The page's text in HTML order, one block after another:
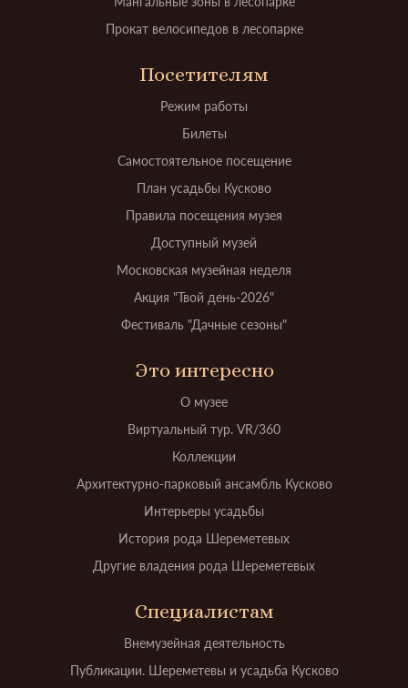
Прокат велосипедов в лесопарке
Посетителям
Режим работы
Билеты
Самостоятельное посещение
План усадьбы Кусково
Правила посещения музея
Доступный музей
Московская музейная неделя
Акция "Твой день-2026"
Фестиваль "Дачные сезоны"
Это интересно
О музее
Виртуальный тур. VR/360
Коллекции
Архитектурно-парковый ансамбль Кусково
Интерьеры усадьбы
История рода Шереметевых
Другие владения рода Шереметевых
Специалистам
Внемузейная деятельность
Публикации. Шереметевы и усадьба Кусково